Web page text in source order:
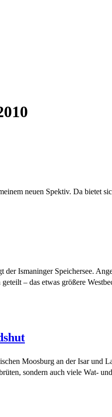
neuen Spektiv. Da bietet
Ismaninger Speichersee.
– das etwas größere
Moosburg an der Isar und
sondern auch viele Wat-